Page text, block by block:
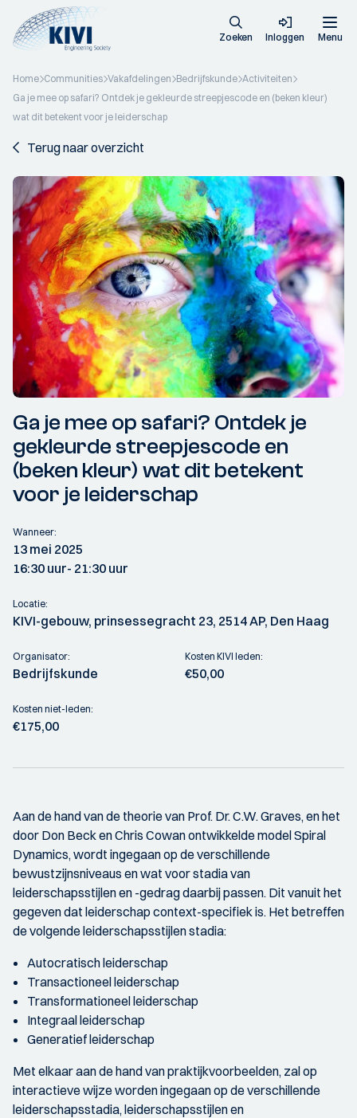
Zoeken Inloggen Menu
Home Communities Vakafdelingen Bedrijfskunde Activiteiten
Ga je mee op safari? Ontdek je gekleurde streepjescode en (beken kleur)
wat dit betekent voor je leiderschap
Terug naar overzicht
Ga je mee op safari? Ontdek je
gekleurde streepjescode en
(beken kleur) wat dit betekent
voor je leiderschap
Wanneer:
13 mei 2025
16:30 uur- 21:30 uur
Locatie:
KIVI-gebouw, prinsessegracht 23, 2514 AP, Den Haag
Organisator:
Bedrijfskunde
Kosten KIVI leden:
€50,00
Kosten niet-leden:
€175,00
Aan de hand van de theorie van Prof. Dr. C.W. Graves, en het
door Don Beck en Chris Cowan ontwikkelde model Spiral
Dynamics, wordt ingegaan op de verschillende
bewustzijnsniveaus en wat voor stadia van
leiderschapsstijlen en -gedrag daarbij passen. Dit vanuit het
gegeven dat leiderschap context-specifiek is. Het betreffen
de volgende leiderschapsstijlen stadia:
Autocratisch leiderschap
Transactioneel leiderschap
Transformationeel leiderschap
Integraal leiderschap
Generatief leiderschap
Met elkaar aan de hand van praktijkvoorbeelden, zal op
interactieve wijze worden ingegaan op de verschillende
leiderschapsstadia, leiderschapsstijlen en